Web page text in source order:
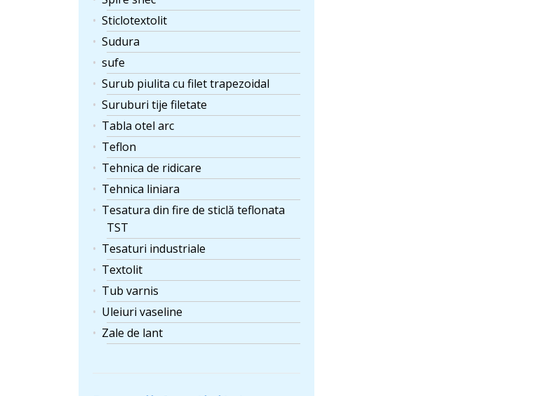
Sticlotextolit
Sudura
sufe
Surub piulita cu filet trapezoidal
Suruburi tije filetate
Tabla otel arc
Teflon
Tehnica de ridicare
Tehnica liniara
Tesatura din fire de sticlă teflonata
TST
Tesaturi industriale
Textolit
Tub varnis
Uleiuri vaseline
Zale de lant